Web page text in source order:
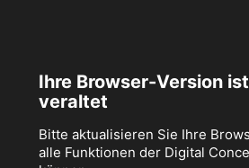
Ihre Browser-Version
veraltet
Bitte aktualisieren Sie Ihre
alle Funktionen der Digital